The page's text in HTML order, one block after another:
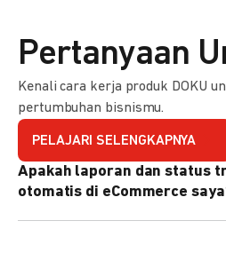
Pertanyaan
Kenali cara kerja produk DOKU
pertumbuhan bisnismu.
PELAJARI SELENGKAPNYA
Apakah laporan dan status
otomatis di eCommerce